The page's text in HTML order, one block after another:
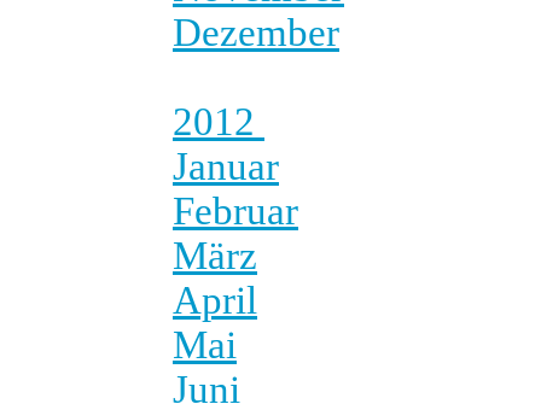
Dezember
2012
Januar
Februar
März
April
Mai
Juni